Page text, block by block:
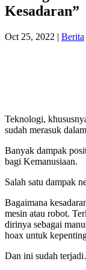
Kesadaran”
Oct 25, 2022 | Berita
Teknologi,
sudah merasuk
Banyak dampak
bagi Kemanusiaan.
Salah satu dampak
Bagaimana
mesin atau robot.
dirinya sebagai
hoax untuk
Dan ini sudah